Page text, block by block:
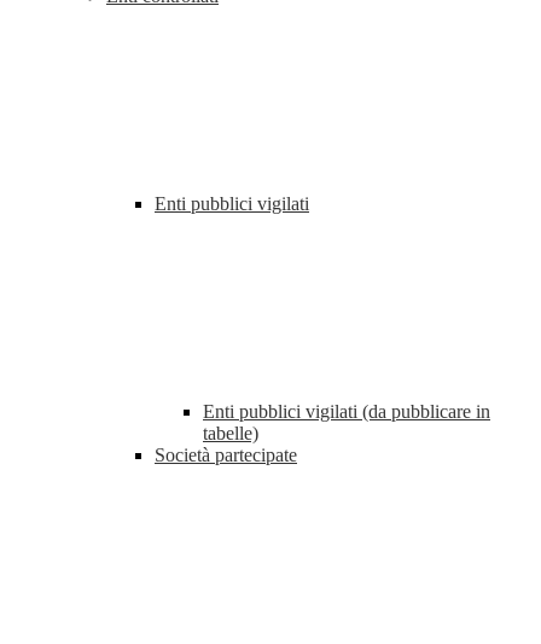
Enti pubblici vigilati
Enti pubblici vigilati (da pubblicare in
tabelle)
Società partecipate